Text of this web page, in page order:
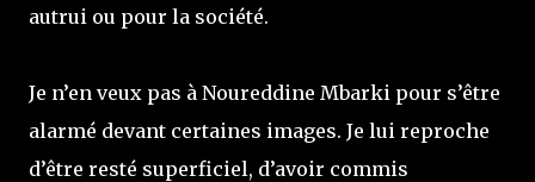
autrui ou pour la société.
Je n’en veux pas à Noureddine Mbarki pour s’être
alarmé devant certaines images. Je lui reproche
d’être resté superficiel, d’avoir commis